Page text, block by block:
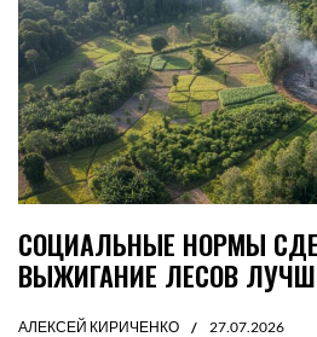
СОЦИАЛЬНЫЕ НОРМЫ
ВЫЖИГАНИЕ ЛЕСОВ
АЛЕКСЕЙ КИРИЧЕНКО 27.07.2026